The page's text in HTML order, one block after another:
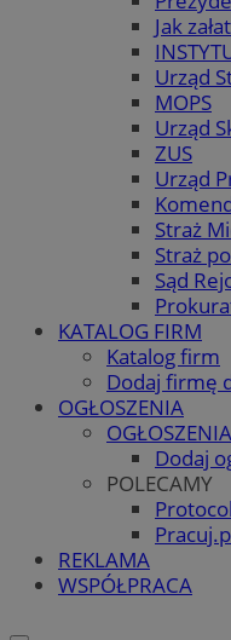
Jak
Urząd
MOPS
Urząd
ZUS
Urząd
Straż
Straż
Sąd
KATALOG FIRM
Katalog firm
Dodaj firmę
OGŁOSZENIA
OGŁOSZENIA
Dodaj
POLECAMY
REKLAMA
WSPÓŁPRACA